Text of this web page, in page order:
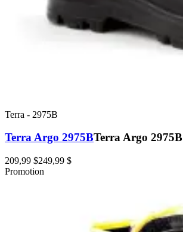
Terra - 2975B
Terra Argo 2975BTerra Argo 2975B
209,99 $249,99 $
Promotion